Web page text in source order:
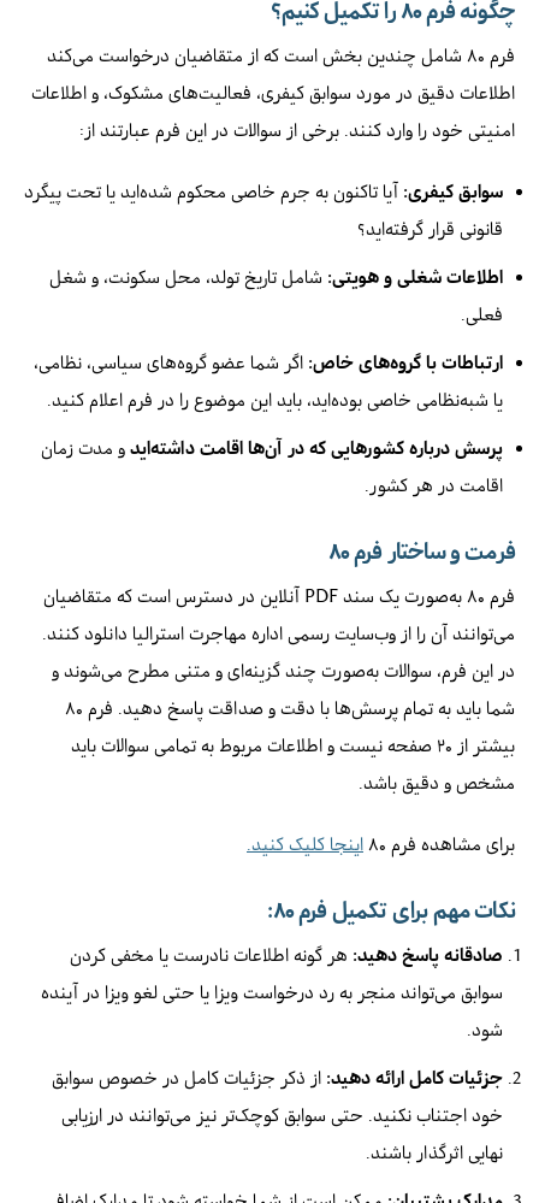
چگونه فرم ۸۰ را تکمیل کنیم؟
فرم ۸۰ شامل چندین بخش است که از متقاضیان درخواست می‌کند
اطلاعات دقیق در مورد سوابق کیفری، فعالیت‌های مشکوک، و اطلاعات
امنیتی خود را وارد کنند. برخی از سوالات در این فرم عبارتند از:
سوابق کیفری: آیا تاکنون به جرم خاصی محکوم شده‌اید یا تحت پیگرد
قانونی قرار گرفته‌اید؟
اطلاعات شغلی و هویتی: شامل تاریخ تولد، محل سکونت، و شغل
فعلی.
ارتباطات با گروه‌های خاص: اگر شما عضو گروه‌های سیاسی، نظامی،
یا شبه‌نظامی خاصی بوده‌اید، باید این موضوع را در فرم اعلام کنید.
پرسش درباره کشورهایی که در آن‌ها اقامت داشته‌اید و مدت زمان
اقامت در هر کشور.
فرمت و ساختار فرم ۸۰
فرم ۸۰ به‌صورت یک سند PDF آنلاین در دسترس است که متقاضیان
می‌توانند آن را از وب‌سایت رسمی اداره مهاجرت استرالیا دانلود کنند.
در این فرم، سوالات به‌صورت چند گزینه‌ای و متنی مطرح می‌شوند و
شما باید به تمام پرسش‌ها با دقت و صداقت پاسخ دهید. فرم ۸۰
بیشتر از ۲۰ صفحه نیست و اطلاعات مربوط به تمامی سوالات باید
مشخص و دقیق باشد.
برای مشاهده فرم ۸۰ اینجا کلیک کنید.
نکات مهم برای تکمیل فرم ۸۰:
صادقانه پاسخ دهید: هر گونه اطلاعات نادرست یا مخفی کردن
سوابق می‌تواند منجر به رد درخواست ویزا یا حتی لغو ویزا در آینده
شود.
جزئیات کامل ارائه دهید: از ذکر جزئیات کامل در خصوص سوابق
خود اجتناب نکنید. حتی سوابق کوچک‌تر نیز می‌توانند در ارزیابی
نهایی اثرگذار باشند.